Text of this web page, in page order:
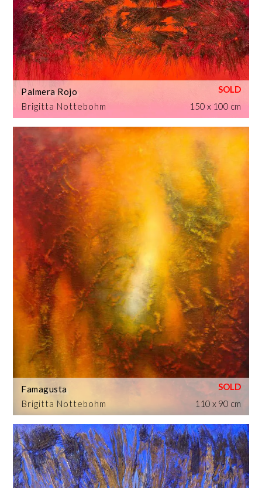
Brigitta Nottebohm
Palmera Rojo
150 x 100 cm
Brigitta Nottebohm
Famagusta
110 x 90 cm